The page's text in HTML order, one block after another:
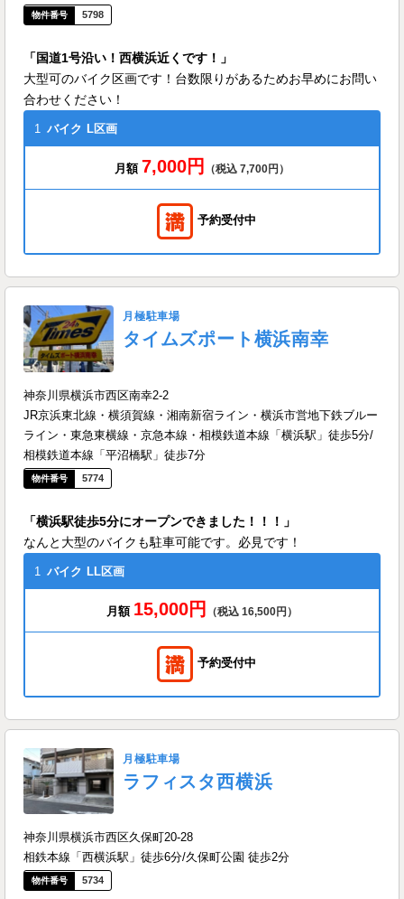
5798
「国道1号沿い！西横浜近くです！」
大型可のバイク区画です！台数限りがあるためお早めにお問い
合わせください！
1 バイク L区画
月額 7,000円 （税込 7,700円）
予約受付中
月極駐車場
タイムズポート横浜南幸
神奈川県横浜市西区南幸2-2
JR京浜東北線・横須賀線・湘南新宿ライン・横浜市営地下鉄ブルー
ライン・東急東横線・京急本線・相模鉄道本線「横浜駅」徒歩5分/
相模鉄道本線「平沼橋駅」徒歩7分
5774
「横浜駅徒歩5分にオープンできました！！！」
なんと大型のバイクも駐車可能です。必見です！
1 バイク LL区画
月額 15,000円 （税込 16,500円）
予約受付中
月極駐車場
ラフィスタ西横浜
神奈川県横浜市西区久保町20-28
相鉄本線「西横浜駅」徒歩6分/久保町公園 徒歩2分
5734